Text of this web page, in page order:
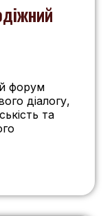
форум
діалогу,
та